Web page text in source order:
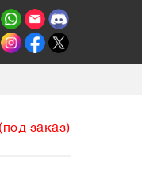
заказ)